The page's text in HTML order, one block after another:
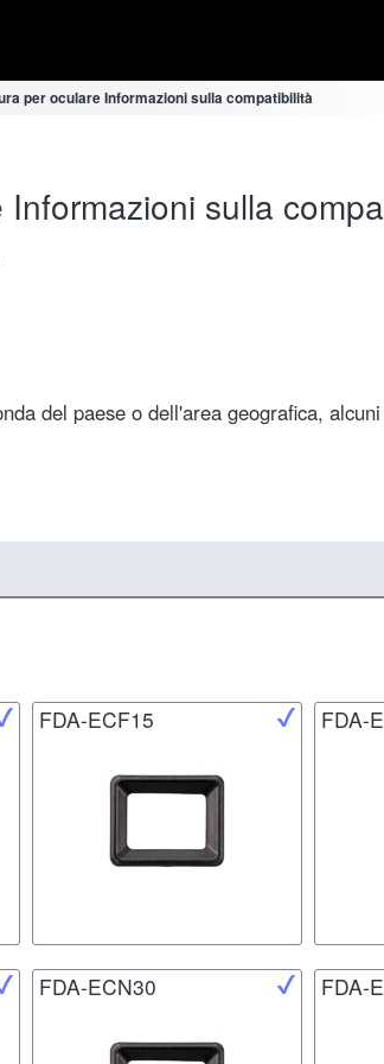
per oculare Informazioni sulla compatibilità
sulla
del paese o dell'area geografica,
FDA-ECF15 FDA-
FDA-ECN30 FDA-